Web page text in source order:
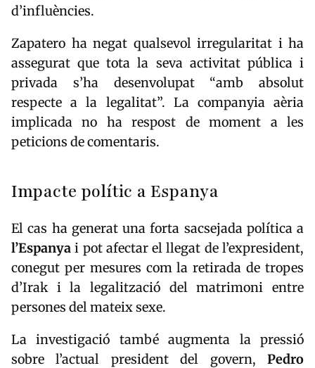
d’influències.
Zapatero ha negat qualsevol irregularitat i ha
assegurat que tota la seva activitat pública i
privada s’ha desenvolupat “amb absolut
respecte a la legalitat”. La companyia aèria
implicada no ha respost de moment a les
peticions de comentaris.
Impacte polític a Espanya
El cas ha generat una forta sacsejada política a
l’Espanya i pot afectar el llegat de l’expresident,
conegut per mesures com la retirada de tropes
d’Irak i la legalització del matrimoni entre
persones del mateix sexe.
La investigació també augmenta la pressió
sobre l’actual president del govern, Pedro